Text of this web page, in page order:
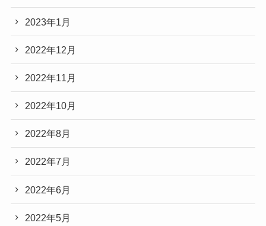
2023年1月
2022年12月
2022年11月
2022年10月
2022年8月
2022年7月
2022年6月
2022年5月